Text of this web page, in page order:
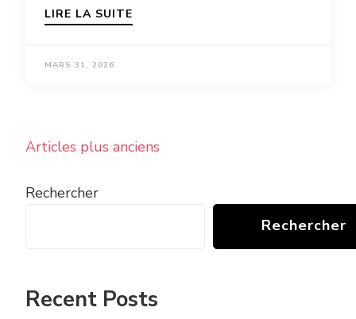
LIRE LA SUITE
MARS 31, 2026
Navigation
articles
Articles plus anciens
Rechercher
Rechercher
Recent Posts